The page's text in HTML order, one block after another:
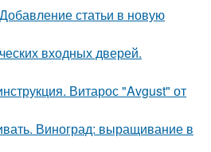
статьи в новую
входных дверей.
Витарос "Avgust" от
Виноград: выращивание в